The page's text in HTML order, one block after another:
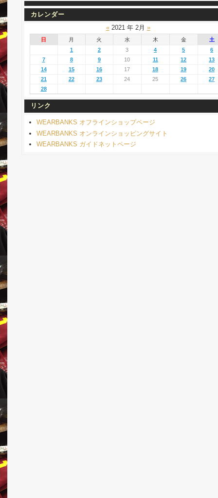
カレンダー
«2021 年 2月 »
日 月 火 水 木 金
土
1
2 3 4 5
6
7
8 9 10 11 12
13
14
15 16 17 18 19
20
21
22 23 24 25 26
27
28
リンク
WEARBANKS オフラインショップページ
WEARBANKS オンラインショッピングサイト
WEARBANKS ガイドネットページ